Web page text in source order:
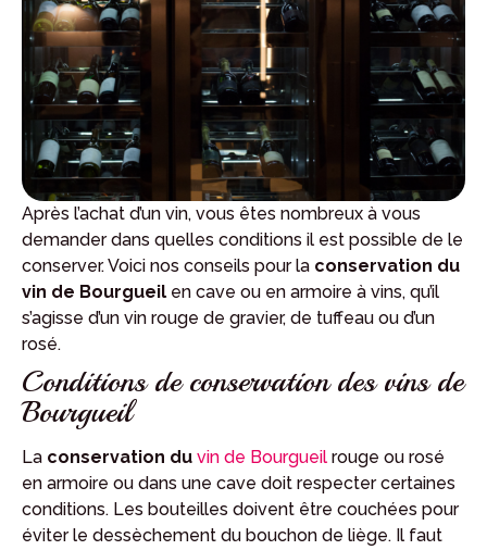
Après l’achat d’un vin, vous êtes nombreux à vous
demander dans quelles conditions il est possible de le
conserver. Voici nos conseils pour la conservation du
vin de Bourgueil en cave ou en armoire à vins, qu’il
s’agisse d’un vin rouge de gravier, de tuffeau ou d’un
rosé.
Conditions de conservation des vins de
Bourgueil
La conservation du vin de Bourgueil rouge ou rosé
en armoire ou dans une cave doit respecter certaines
conditions. Les bouteilles doivent être couchées pour
éviter le dessèchement du bouchon de liège. Il faut